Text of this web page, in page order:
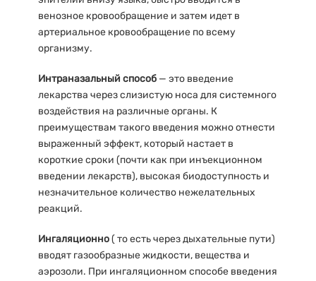
венозное кровообращение и затем идет в
артериальное кровообращение по всему
организму.
Интраназальный способ — это введение
лекарства через слизистую носа для системного
воздействия на различные органы. К
преимуществам такого введения можно отнести
выраженный эффект, который настает в
короткие сроки (почти как при инъекционном
введении лекарств), высокая биодоступность и
незначительное количество нежелательных
реакций.
Ингаляционно( то есть через дыхательные пути)
вводят газообразные жидкости, вещества и
аэрозоли. При ингаляционном способе введения